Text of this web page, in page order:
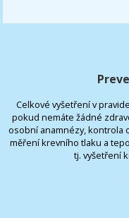
Celkové vyšetření v
pokud nemáte žádné
osobní anamnézy, kontrola
měření krevního tlaku a
tj. vyšetření